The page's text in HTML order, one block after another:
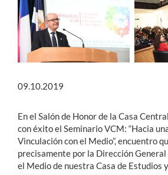
English
09.10.2019
En el Salón de Honor de la Casa
con éxito el Seminario VCM: “Hacia
Vinculación con el Medio”, encuentro
precisamente por la Dirección
el Medio de nuestra Casa de Estudios